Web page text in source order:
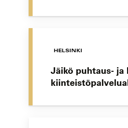
HELSINKI
Jäikö puhtaus-